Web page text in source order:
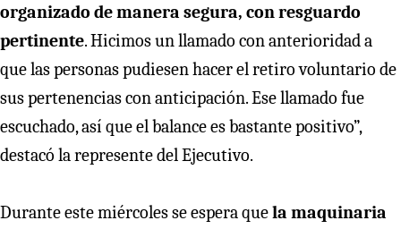
organizado de manera segura, con resguardo
pertinente. Hicimos un llamado con anterioridad a
que las personas pudiesen hacer el retiro voluntario de
sus pertenencias con anticipación. Ese llamado fue
escuchado, así que el balance es bastante positivo”,
destacó la represente del Ejecutivo.
Durante este miércoles se espera quela maquinaria